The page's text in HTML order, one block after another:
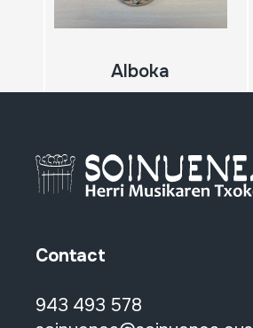
Alboka
Contact
943 493 578